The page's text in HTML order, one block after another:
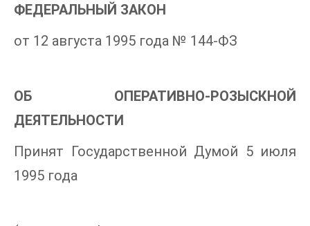
ФЕДЕРАЛЬНЫЙ ЗАКОН
от 12 августа 1995 года № 144-ФЗ
ОБ ОПЕРАТИВНО-РОЗЫСКНОЙ
ДЕЯТЕЛЬНОСТИ
Принят Государственной Думой 5 июля
1995 года